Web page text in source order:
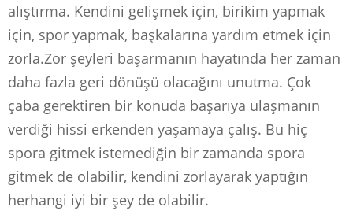
alıştırma. Kendini gelişmek için, birikim yapmak
için, spor yapmak, başkalarına yardım etmek için
zorla.Zor şeyleri başarmanın hayatında her zaman
daha fazla geri dönüşü olacağını unutma. Çok
çaba gerektiren bir konuda başarıya ulaşmanın
verdiği hissi erkenden yaşamaya çalış. Bu hiç
spora gitmek istemediğin bir zamanda spora
gitmek de olabilir, kendini zorlayarak yaptığın
herhangi iyi bir şey de olabilir.